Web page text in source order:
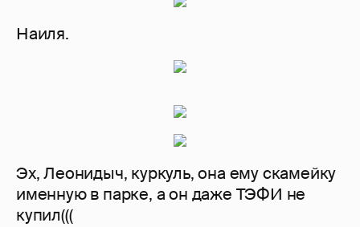
Наиля.
Эх, Леонидыч, куркуль, она ему скамейку
именную в парке, а он даже ТЭФИ не
купил(((